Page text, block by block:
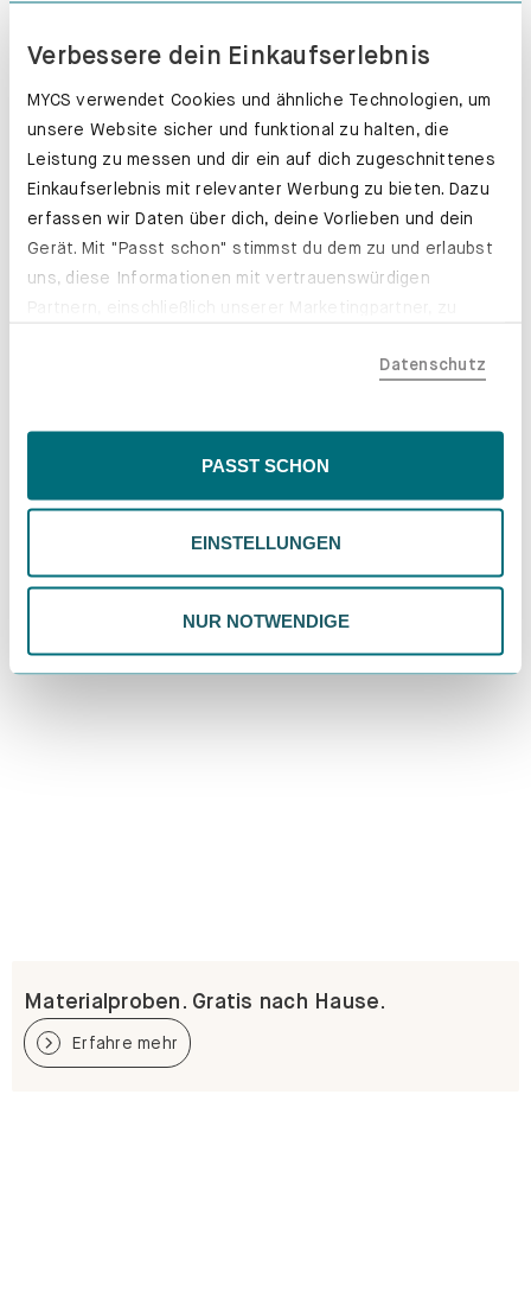
Verbessere dein Einkaufserlebnis
MYCS verwendet Cookies und ähnliche Technologien, um
unsere Website sicher und funktional zu halten, die
Leistung zu messen und dir ein auf dich zugeschnittenes
Einkaufserlebnis mit relevanter Werbung zu bieten. Dazu
erfassen wir Daten über dich, deine Vorlieben und dein
Gerät. Mit "Passt schon" stimmst du dem zu und erlaubst
uns, diese Informationen mit vertrauenswürdigen
der EU, beispielsweise in den USA, verarbeitet werden
Inhalte eingeschränkt sein könnten. Wähle
deiner Präferenzen. Du kannst deine Wahl jederzeit
ändern. Weitere Informationen findest du in unserer
Datenschutzrichtlinie.
Datenschutz
PASST SCHON
EINSTELLUNGEN
NUR NOTWENDIGE
Schubladenkästen. Stabil mit Stil.
Erfahre mehr
Materialproben. Gratis nach Hause.
Erfahre mehr